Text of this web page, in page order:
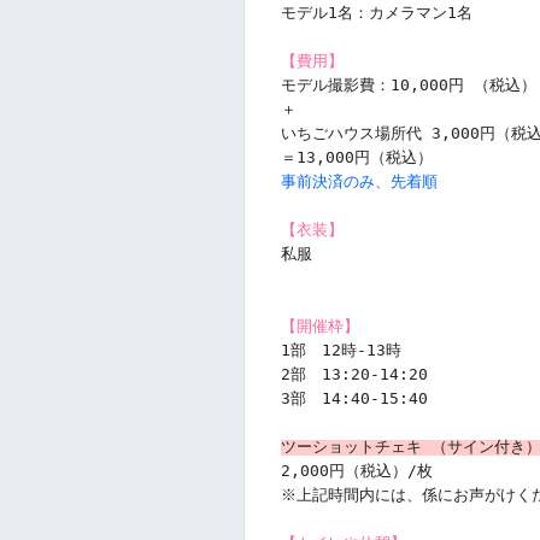
モデル1名：カメラマン1名
【費用】
モデル撮影費：10,000円 （税込）
＋
いちごハウス場所代 3,000円（税込
＝13,000円（税込）
事前決済のみ、先着順
【衣装】
私服
【開催枠】
1部　12時-13時
2部　13:20-14:20
3部　14:40-15:40
ツーショットチェキ （サイン付き）
2,000円（税込）/枚
※上記時間内には、係にお声がけく